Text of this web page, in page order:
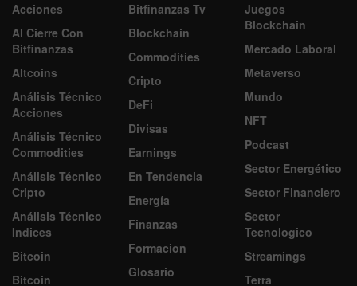
Acciones
Al Cierre Con
Bitfinanzas
Altcoins
Análisis Técnico
Acciones
Análisis Técnico
Commodities
Análisis Técnico
Cripto
Análisis Técnico
Indices
Bitcoin
Bitcoin
Bitfinanzas Tv
Blockchain
Commodities
Cripto
DeFi
Divisas
Earnings
En Tendencia
Energía
Finanzas
Formacion
Glosario
Juegos
Blockchain
Mercado Laboral
Metaverso
Mundo
NFT
Podcast
Sector Energético
Sector Financiero
Sector
Tecnologico
Streamings
Terra